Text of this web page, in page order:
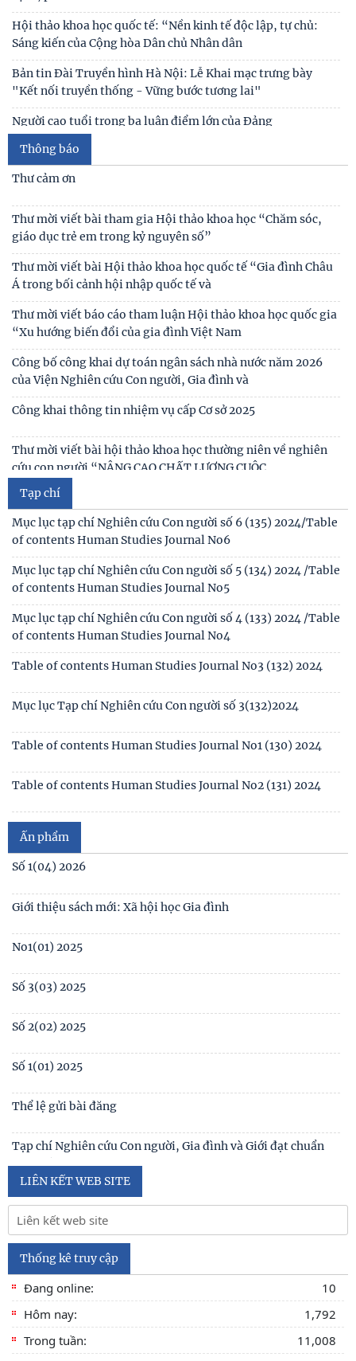
Người cao tuổi trong ba luận điểm lớn của Đảng
Thái độ của học sinh trung học phổ thông ở Hà Nội với vấn
đề bắt nạt trực tuyến
Viện Hàn lâm Khoa học xã hội Việt Nam và Học viện Chính
trị và Hành chính quốc gia Lào ký Thỏa
Chủ tịch Viện Hàn lâm Khoa học xã hội Việt Nam thăm và
làm việc tại Viện Khoa học Kinh tế và Xã hội
Thông báo
Thư cảm ơn
Thư mời viết bài tham gia Hội thảo khoa học “Chăm sóc,
giáo dục trẻ em trong kỷ nguyên số”
Thư mời viết bài Hội thảo khoa học quốc tế “Gia đình Châu
Thư mời viết báo cáo tham luận Hội thảo khoa học quốc gia
“Xu hướng biến đổi của gia đình Việt Nam
Công bố công khai dự toán ngân sách nhà nước năm 2026
của Viện Nghiên cứu Con người, Gia đình và
Công khai thông tin nhiệm vụ cấp Cơ sở 2025
Thư mời viết bài hội thảo khoa học thường niên về nghiên
cứu con người “NÂNG CAO CHẤT LƯỢNG CUỘC
Thông báo triệu tập thí sinh đủ điều kiện, tiêu chuẩn, tham
gia sát hạch trình độ hiểu biết chung
Thông báo kết quả kiểm tra điều kiện, tiêu chuẩn, văn
bằng, chứng chỉ đối với thí sinh đăng ký dự
Thông báo 2773/TB-KHXH về Kết quả kiểm tra điều kiện,
tiêu chuẩn, văn bằng, chứng chỉ đối với thí
Tạp chí
Mục lục tạp chí Nghiên cứu Con người số 6 (135) 2024/Table
of contents Human Studies Journal No6
Mục lục tạp chí Nghiên cứu Con người số 5 (134) 2024 /Table
of contents Human Studies Journal No5
Mục lục tạp chí Nghiên cứu Con người số 4 (133) 2024 /Table
of contents Human Studies Journal No4
Table of contents Human Studies Journal No3 (132) 2024
Mục lục Tạp chí Nghiên cứu Con người số 3(132)2024
Table of contents Human Studies Journal No1 (130) 2024
Table of contents Human Studies Journal No2 (131) 2024
Mục lục Tạp chí Nghiên cứu Con người số 2(131) năm 2024
Mục lục Tạp chí Nghiên cứu Con người số 1(130) năm 2024
Table of contents Human Studies Journal No. 5 (128) (2023)
Ấn phẩm
Số 1(04) 2026
Giới thiệu sách mới: Xã hội học Gia đình
No1(01) 2025
Số 3(03) 2025
Số 2(02) 2025
Số 1(01) 2025
Thể lệ gửi bài đăng
Tạp chí Nghiên cứu Con người, Gia đình và Giới đạt chuẩn
Tạp chí khoa học Việt Nam năm 2026
Số 1 -2026
Nội hàm của quyền con người được sống trong môi trường
trong lành, bền vững (Lê Hồng Hạnh
LIÊN KẾT WEB SITE
Thống kê truy cập
Đang online: 10